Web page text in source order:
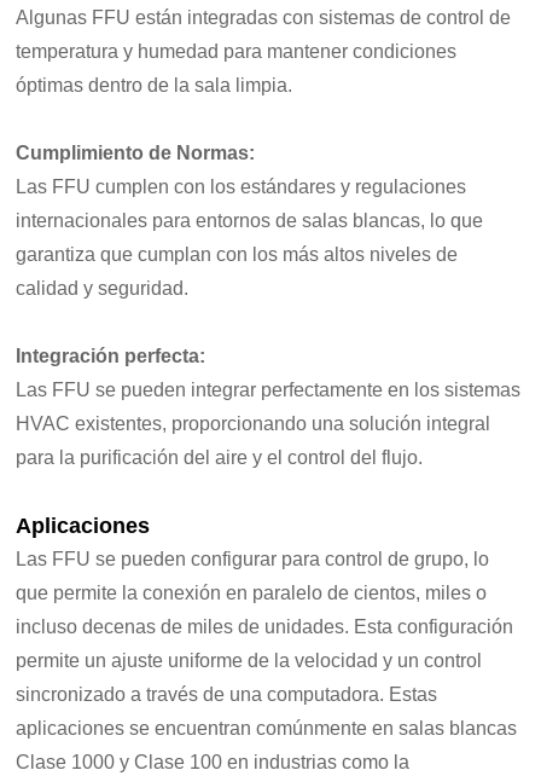
Algunas FFU están integradas con sistemas de control de
temperatura y humedad para mantener condiciones
óptimas dentro de la sala limpia.
Cumplimiento de Normas:
Las FFU cumplen con los estándares y regulaciones
internacionales para entornos de salas blancas, lo que
garantiza que cumplan con los más altos niveles de
calidad y seguridad.
Integración perfecta:
Las FFU se pueden integrar perfectamente en los sistemas
HVAC existentes, proporcionando una solución integral
para la purificación del aire y el control del flujo.
Aplicaciones
Las FFU se pueden configurar para control de grupo, lo
que permite la conexión en paralelo de cientos, miles o
incluso decenas de miles de unidades. Esta configuración
permite un ajuste uniforme de la velocidad y un control
sincronizado a través de una computadora. Estas
aplicaciones se encuentran comúnmente en salas blancas
Clase 1000 y Clase 100 en industrias como la